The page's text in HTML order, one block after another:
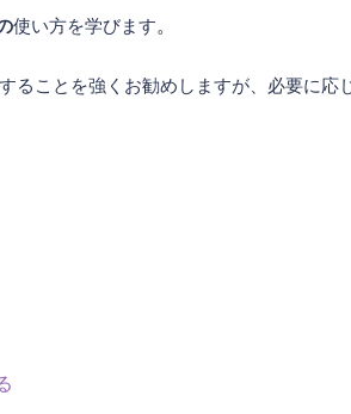
使い方を学びます。
ることを強くお勧めしますが、必要に応